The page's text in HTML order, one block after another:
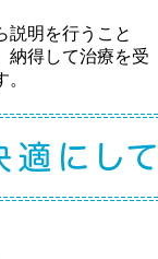
説明を行うこと
納得して治療を受